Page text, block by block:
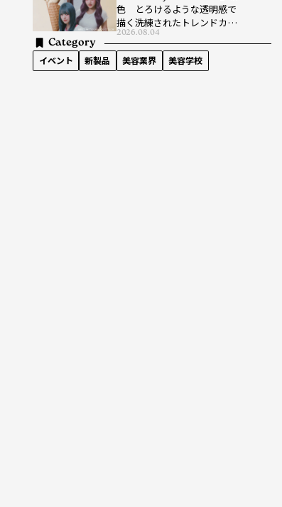
色 とろけるような透明感で
描く洗練されたトレンドカラ
ー
2026.08.04
Category
イベント 新製品 美容業界 美容学校